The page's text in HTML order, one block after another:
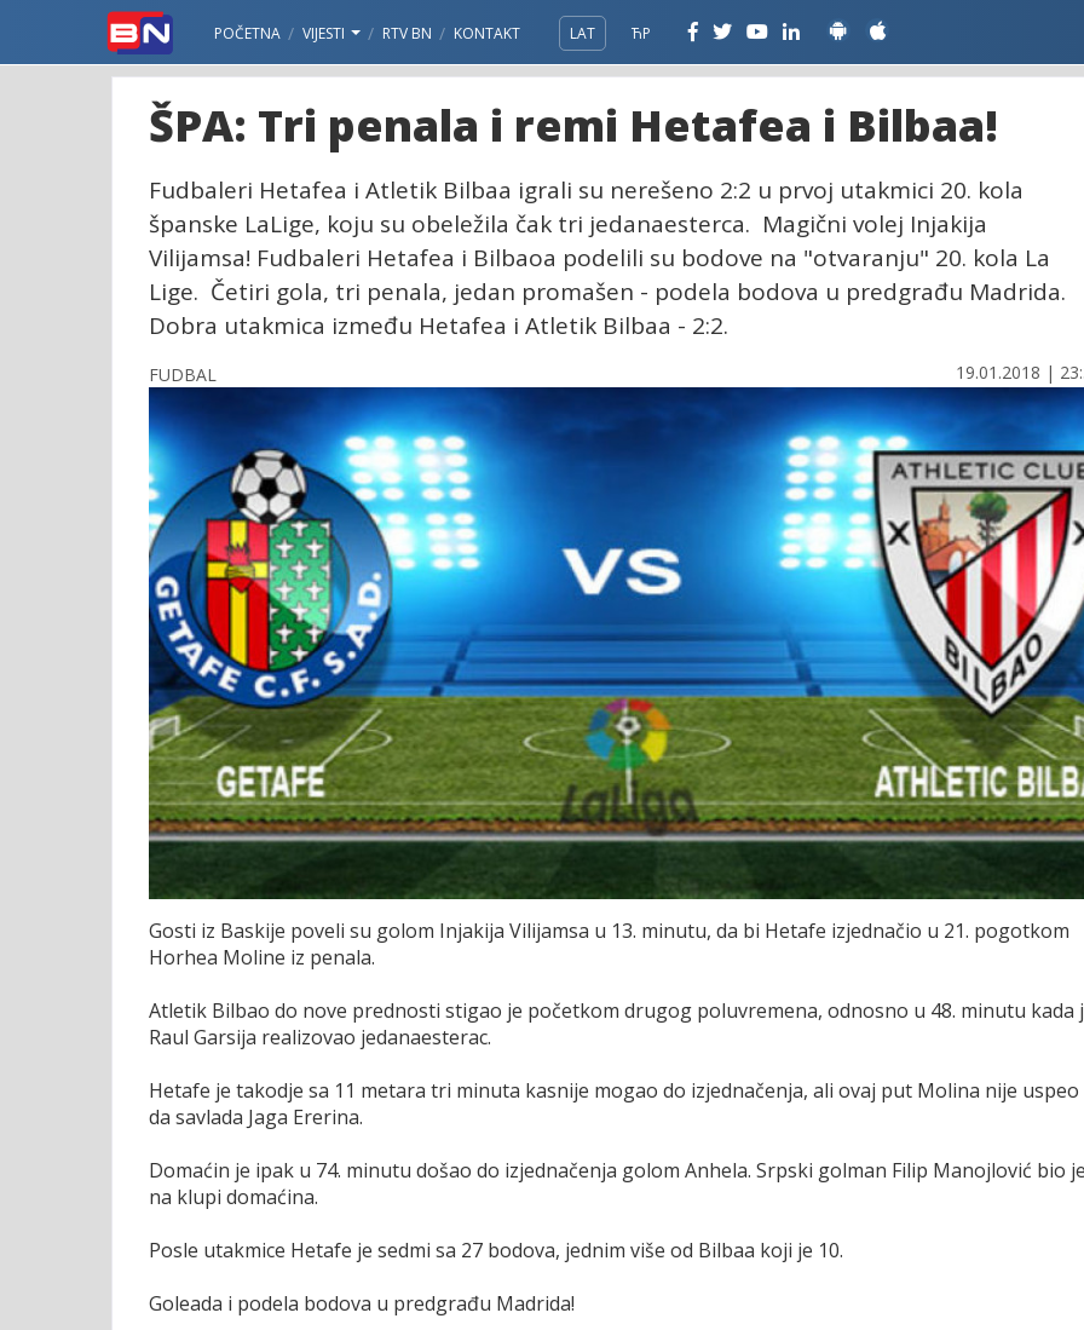
POČETNA VIJESTI RTV BN KONTAKT LAT ЋР
ŠPA: Tri penala i remi Hetafea i Bilbaa!
Fudbaleri Hetafea i Atletik Bilbaa igrali su nerešeno 2:2 u prvoj utakmici 20. kola
španske LaLige, koju su obeležila čak tri jedanaesterca. Magični volej Injakija
Vilijamsa! Fudbaleri Hetafea i Bilbaoa podelili su bodove na "otvaranju" 20. kola La
Lige. Četiri gola, tri penala, jedan promašen - podela bodova u predgrađu Madrida.
Dobra utakmica između Hetafea i Atletik Bilbaa - 2:2.
FUDBAL 19.01.2018 |
Gosti iz Baskije poveli su golom Injakija Vilijamsa u 13. minutu, da bi Hetafe izjednačio u 21. pogotkom
Horhea Moline iz penala.
Atletik Bilbao do nove prednosti stigao je početkom drugog poluvremena, odnosno u 48. minutu kada
Raul Garsija realizovao jedanaesterac.
Hetafe je takodje sa 11 metara tri minuta kasnije mogao do izjednačenja, ali ovaj put Molina nije uspeo
da savlada Jaga Ererina.
Domaćin je ipak u 74. minutu došao do izjednačenja golom Anhela. Srpski golman Filip Manojlović bio
na klupi domaćina.
Posle utakmice Hetafe je sedmi sa 27 bodova, jednim više od Bilbaa koji je 10.
Goleada i podela bodova u predgrađu Madrida!